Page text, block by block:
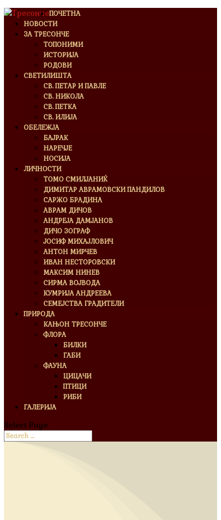
ПОЧЕТНА
НОВОСТИ
ЗА ТРЕСОНЧЕ
ТОПОНИМИ
ИСТОРИЈА
РОДОВИ
СВЕТИЛИШТА
СВ. ПЕТАР И ПАВЛЕ
СВ. НИКОЛА
СВ. ПЕТКА
СВ. ИЛИЈА
ОБЕЛЕЖЈА
БАЈРАК
НАРЕЧЈЕ
НОСИЈА
ЛИЧНОСТИ
ТОМО СМИЛЈАНИЌ
ДИМИТАР АВРАМОВСКИ ПАНДИЛОВ
САРЖО БРАДИНА
АВРАМ ДИЧОВ
АНДРЕЈА ДАМЈАНОВ
ДИЧО ЗОГРАФ
ЈОСИФ МИХАЈЛОВИЧ
АНТОН МИРЧЕВ
ИВАН НЕСТОРОВСКИ
МАКСИМ НИНЕВ
СИРМА ВОЈВОДА
КУМРИЈА АНДРЕЕВА
СЕМЕЈСТВА ГРАДИТЕЛИ
ПРИРОДА
КАЊОН ТРЕСОНЧЕ
ФЛОРА
БИЛКИ
ГАБИ
ФАУНА
ЦИЦАЧИ
ПТИЦИ
РИБИ
ГАЛЕРИЈА
Select Page